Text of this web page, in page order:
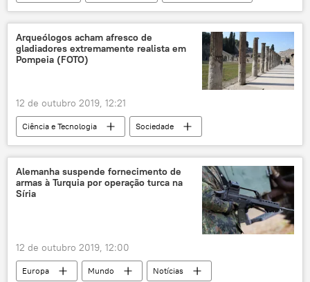
Elon Musk
astronautas NASA
Arqueólogos acham afresco de
gladiadores extremamente realista em
Pompeia (FOTO)
12 de outubro 2019, 12:21
Ciência e Tecnologia
Sociedade
Notícias
arqueólogos
achado
realismo
antiguidade
Alemanha suspende fornecimento de
armas à Turquia por operação turca na
Síria
12 de outubro 2019, 12:00
Europa Mundo
Notícias